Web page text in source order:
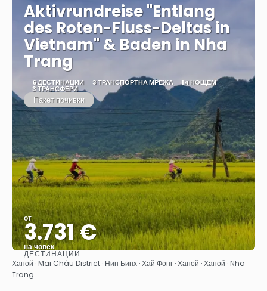
Aktivrundreise "Entlang
des Roten-Fluss-Deltas in
Vietnam" & Baden in Nha
Trang
6 ДЕСТИНАЦИИ 3 ТРАНСПОРТНА МРЕЖА 14 НОЩЕМ
3 ТРАНСФЕРИ
Пакет почивки
от
3.731 €
на човек
Вижте
ДЕСТИНАЦИИ
Ханой · Mai Châu District · Нин Бинх · Хай Фонг · Ханой · Ханой · Nha
Trang